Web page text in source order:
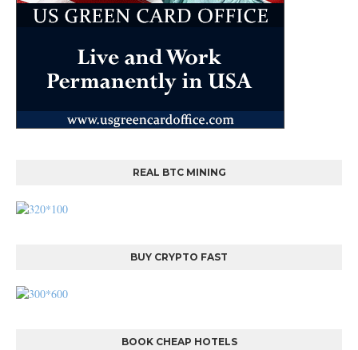
REAL BTC MINING
BUY CRYPTO FAST
BOOK CHEAP HOTELS